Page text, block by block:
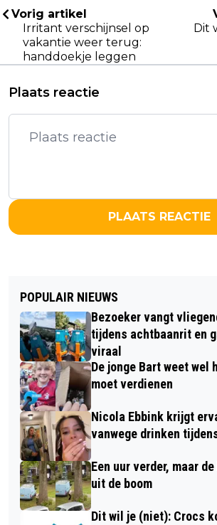
Vorig artikel
Irritant verschijnsel op
vakantie weer terug:
handdoekje leggen
Dit
Plaats reactie
PLAATS REACTIE
POPULAIR NIEUWS
Bezoeker vangt
tijdens achtbaanrit en
viraal
De jonge Bart weet wel
moet verdienen
Nicola Ebbink krijgt
vanwege drinken
Een uur verder, maar
uit de boom
Dit wil je (niet): Crocs